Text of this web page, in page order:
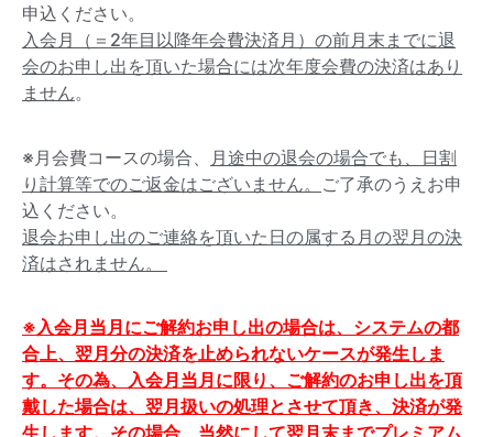
申込ください。
入会月（＝2年目以降年会費決済月）の前月末までに退
会のお申し出を頂いた場合には次年度会費の決済はあり
ません。
※月会費コースの場合、
月途中の退会の場合でも、日割
り計算等でのご返金はございません。 ご了承のうえお申
込ください。
退会お申し出のご連絡を頂いた日の属する月の翌月の決
済はされません。
※入会月当月にご解約お申し出の場合は、システムの都
合上、翌月分の決済を止められないケースが発生しま
す。その為、入会月当月に限り、ご解約のお申し出を頂
戴した場合は、翌月扱いの処理とさせて頂き、決済が発
生します。その場合、当然にして翌月末までプレミアム